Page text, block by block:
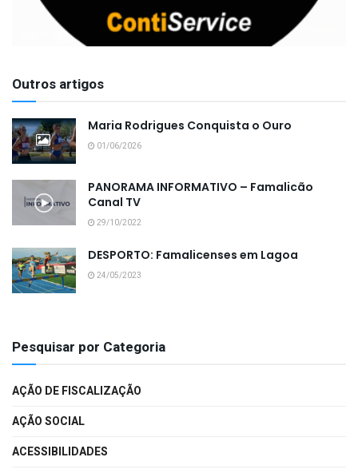
Outros artigos
Maria Rodrigues Conquista o Ouro
01/06/2026
PANORAMA INFORMATIVO – Famalicão
Canal TV
29/10/2022
DESPORTO: Famalicenses em Lagoa
24/05/2023
Pesquisar por Categoria
AÇÃO DE FISCALIZAÇÃO
AÇÃO SOCIAL
ACESSIBILIDADES